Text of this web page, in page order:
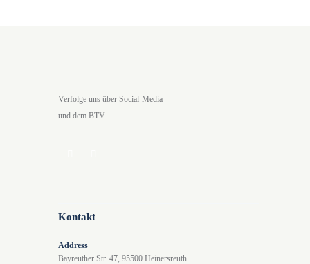
Verfolge uns über Social-Media
und dem BTV
Kontakt
Address
Bayreuther Str. 47, 95500 Heinersreuth